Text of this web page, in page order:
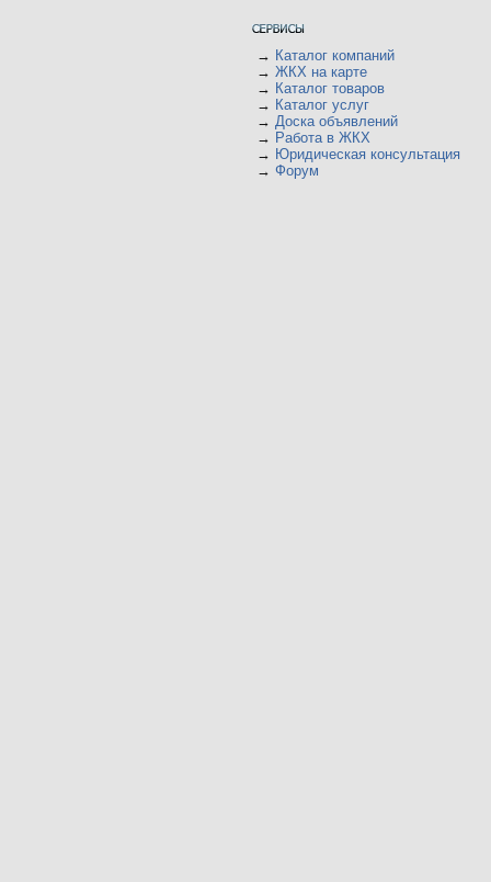
→ Каталог компаний
→ ЖКХ на карте
→ Каталог товаров
→ Каталог услуг
→ Доска объявлений
→ Работа в ЖКХ
→ Юридическая консультация
→ Форум